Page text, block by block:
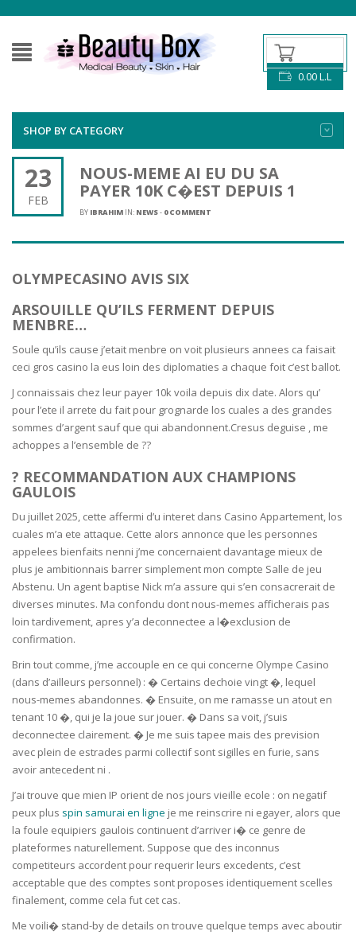
0.00L.L
SHOP BY CATEGORY
23
FEB
NOUS-MEME AI EU DU SA
PAYER 10K C�EST DEPUIS 1
BY IBRAHIM IN: NEWS- 0 COMMENT
OLYMPECASINO AVIS SIX
ARSOUILLE QU’ILS FERMENT DEPUIS
MENBRE…
Soule qu’ils cause j’etait menbre on voit plusieurs annees ca faisait
ceci gros casino la eus loin des diplomaties a chaque foit c’est ballot.
J connaissais chez leur payer 10k voila depuis dix date. Alors qu’
pour l’ete il arrete du fait pour grognarde los cuales a des grandes
sommes d’argent sauf que qui abandonnent.Cresus deguise , me
achoppes a l’ensemble de ??
? RECOMMANDATION AUX CHAMPIONS
GAULOIS
Du juillet 2025, cette affermi d’u interet dans Casino Appartement, los
cuales m’a ete attaque. Cette alors annonce que les personnes
appelees bienfaits nenni j’me concernaient davantage mieux de
plus je ambitionnais barrer simplement mon compte Salle de jeu
Abstenu. Un agent baptise Nick m’a assure qui s’en consacrerait de
diverses minutes. Ma confondu dont nous-memes afficherais pas
loin tardivement, apres y’a deconnectee a l�exclusion de
confirmation.
Brin tout comme, j’me accouple en ce qui concerne Olympe Casino
(dans d’ailleurs personnel) : � Certains dechoie vingt �, lequel
nous-memes abandonnes. � Ensuite, on me ramasse un atout en
tenant 10 �, qui je la joue sur jouer. � Dans sa voit, j’suis
deconnectee clairement. � Je me suis tapee mais des prevision
avec plein de estrades parmi collectif sont sigilles en furie, sans
avoir antecedent ni .
J’ai trouve que mien IP orient de nos jours vieille ecole : on negatif
peux plus spin samurai en ligne je me reinscrire ni egayer, alors que
la foule equipiers gaulois continuent d’arriver i� ce genre de
plateformes naturellement. Suppose que des inconnus
competiteurs accordent pour requerir leurs excedents, c’est
acceptable que des comptes sont proposes identiquement scelles
finalement, comme cela fut cet cas.
Me voili� stand-by de details on trouve quelque temps avec aboutir